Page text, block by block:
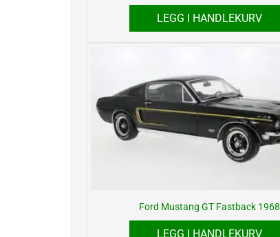
LEGG I HANDLEKURV
Ford Mustang GT Fastback 1968
LEGG I HANDLEKURV